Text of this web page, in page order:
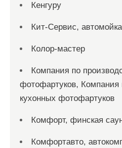
Кенгуру
Кит-Сервис, автомойка
Колор-мастер
Компания по
фотофартуков, Компания
кухонных фотофартуков
Комфорт, финская
Комфортавто,